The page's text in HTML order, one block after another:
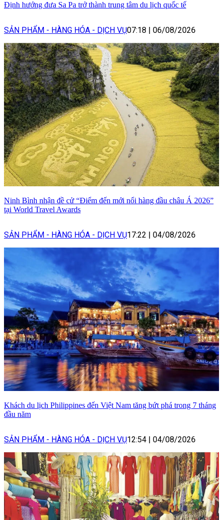
Định hướng đưa Sa Pa trở thành trung tâm du lịch quốc tế
SẢN PHẨM - HÀNG HÓA - DỊCH VỤ07:18 06/08/2026
Ninh Bình nhận đề cử “Điểm đến mới nổi hàng đầu châu Á 2026”
tại World Travel Awards
SẢN PHẨM - HÀNG HÓA - DỊCH VỤ17:22 04/08/2026
Khách du lịch Philippines đến Việt Nam tăng bứt phá trong 7 tháng
đầu năm
SẢN PHẨM - HÀNG HÓA - DỊCH VỤ12:54 04/08/2026